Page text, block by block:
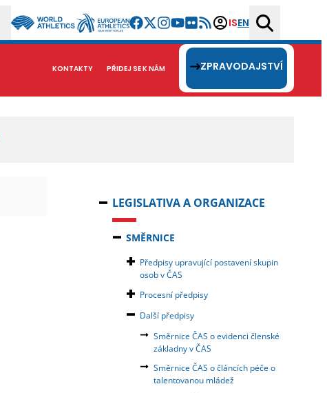
ISEN
KONTAKTY PŘIDEJ SE K NÁM ZPRAVODAJSTVÍ
LEGISLATIVA A ORGANIZACE
SMĚRNICE
Předpisy upravující postavení skupin
osob v ČAS
Procesní předpisy
Další předpisy
Směrnice ČAS o evidenci členské
základny v ČAS
Směrnice ČAS o článcích péče o
talentovanou mládež